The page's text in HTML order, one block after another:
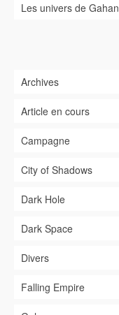
Les univers de Gahan
Archives
Article en cours
Campagne
City of Shadows
Dark Hole
Dark Space
Divers
Falling Empire